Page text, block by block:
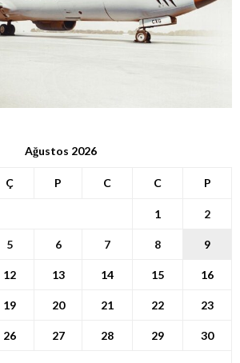
Ağustos 2026
Ç P C C P
1 2
5 6 7 8 9
12 13 14 15 16
19 20 21 22 23
26 27 28 29 30